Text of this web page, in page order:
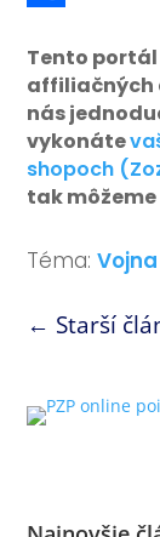
Tento portál
affiliačných
nás
vykonáte
shopoch
tak
Téma:
← Starší